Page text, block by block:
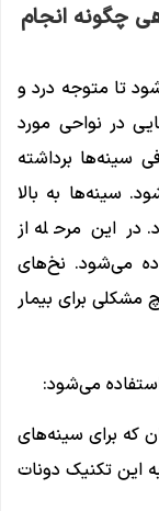
چگونه انجام
تا متوجه درد و
در نواحی مورد
سینه‌ها برداشته
سینه‌ها به بالا
این مرحله از
می‌شود. نخ‌های
برای بیمار
می‌شود:
که برای سینه‌های
این تکنیک دونات